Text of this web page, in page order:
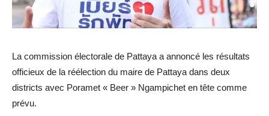
La commission électorale de Pattaya a annoncé les résultats
officieux de la réélection du maire de Pattaya dans deux
districts avec Poramet « Beer » Ngampichet en tête comme
prévu.